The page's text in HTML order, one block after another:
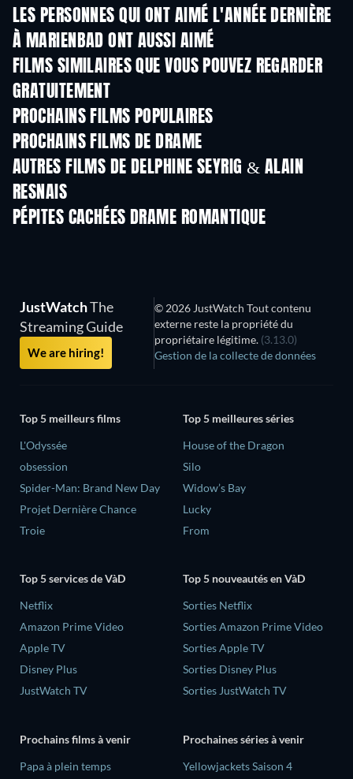
LES PERSONNES QUI ONT AIMÉ L'ANNÉE DERNIÈRE
À MARIENBAD ONT AUSSI AIMÉ
FILMS SIMILAIRES QUE VOUS POUVEZ REGARDER
GRATUITEMENT
PROCHAINS FILMS POPULAIRES
PROCHAINS FILMS DE DRAME
AUTRES FILMS DE DELPHINE SEYRIG & ALAIN
RESNAIS
PÉPITES CACHÉES DRAME ROMANTIQUE
JustWatchThe
Streaming Guide
We are hiring!
© 2026 JustWatch Tout contenu
externe reste la propriété du
propriétaire légitime. (3.13.0)
Gestion de la collecte de données
Top 5 meilleurs films
L'Odyssée
obsession
Spider-Man: Brand New Day
Projet Dernière Chance
Troie
Top 5 meilleures séries
House of the Dragon
Silo
Widow’s Bay
Lucky
From
Top 5 services de VàD
Netflix
Amazon Prime Video
Apple TV
Disney Plus
JustWatch TV
Top 5 nouveautés en VàD
Sorties Netflix
Sorties Amazon Prime Video
Sorties Apple TV
Sorties Disney Plus
Sorties JustWatch TV
Prochains films à venir
‎Papa à plein temps
Prochaines séries à venir
Yellowjackets Saison 4